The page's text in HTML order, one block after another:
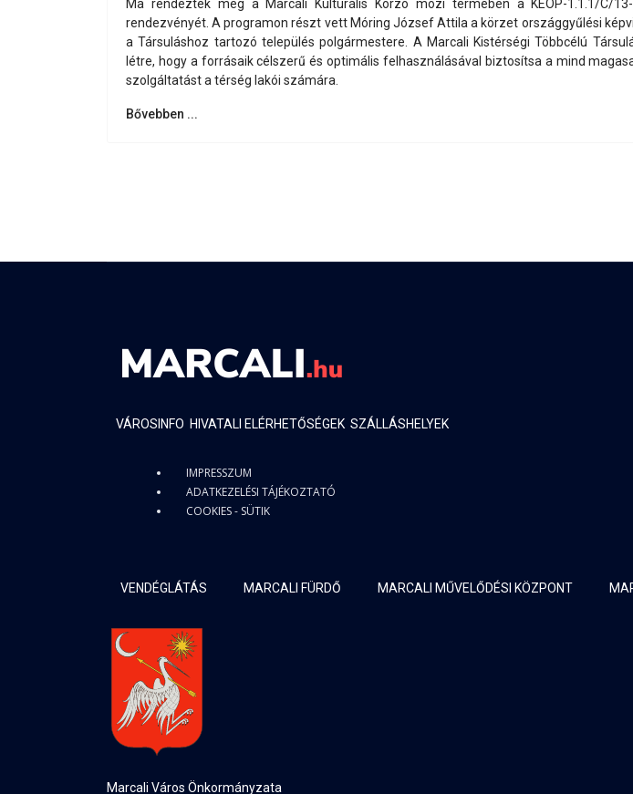
Ma rendezték meg a Marcali Kulturális Korzó mozi termében a KEOP-1.1.1/C/
rendezvényét. A programon részt vett Móring József Attila a körzet országgyűlési
a Társuláshoz tartozó település polgármestere. A Marcali Kistérségi Többcélú
létre, hogy a forrásaik célszerű és optimális felhasználásával biztosítsa a mind
szolgáltatást a térség lakói számára.
Bővebben ...
VÁROSINFO HIVATALI ELÉRHETŐSÉGEK SZÁLLÁSHELYEK
IMPRESSZUM
ADATKEZELÉSI TÁJÉKOZTATÓ
COOKIES - SÜTIK
VENDÉGLÁTÁS MARCALI FÜRDŐ MARCALI MŰVELŐDÉSI KÖZPONT
Marcali Város Önkormányzata